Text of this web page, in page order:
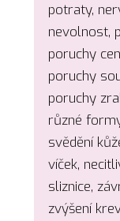
potraty,
nevolnost,
poruchy
poruchy
poruchy
různé
svědění
víček,
sliznice,
zvýšení